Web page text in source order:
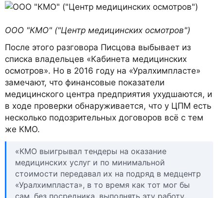
ООО "КМО" ("Центр медицинских осмотров")
После этого разговора Писцова выбывает из
списка владельцев «Кабинета медицинских
осмотров». Но в 2016 году на «Уралхимпласте»
замечают, что финансовые показатели
медицинского центра предприятия ухудшаются, и
в ходе проверки обнаруживается, что у ЦПМ есть
несколько подозрительных договоров всё с тем
же КМО.
«КМО выигрывал тендеры на оказание
медицинских услуг и по минимальной
стоимости передавал их на подряд в медцентр
«Уралхимпласта», в то время как тот мог бы